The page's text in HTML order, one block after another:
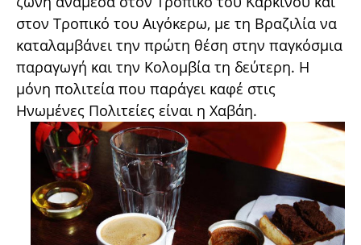
στον Τροπικό του Αιγόκερω, με τη Βραζιλία να
καταλαμβάνει την πρώτη θέση στην παγκόσμια
παραγωγή και την Κολομβία τη δεύτερη. Η
μόνη πολιτεία που παράγει καφέ στις
Ηνωμένες Πολιτείες είναι η Χαβάη.